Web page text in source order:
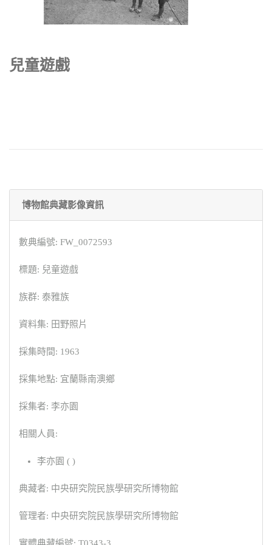
兒童遊戲
博物館典藏影像資訊
數典編號: FW_0072593
標題: 兒童遊戲
族群: 泰雅族
資料集: 田野照片
採集時間: 1963
採集地點: 宜蘭縣南澳鄉
採集者: 李亦園
相關人員:
李亦園 ( )
典藏者: 中央研究院民族學研究所博物館
管理者: 中央研究院民族學研究所博物館
實體典藏編號: T0343-3